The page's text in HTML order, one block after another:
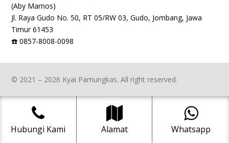
(Aby Marnos)
Jl. Raya Gudo No. 50, RT 05/RW 03, Gudo, Jombang, Jawa
Timur 61453
☎️ 0857-8008-0098
© 2021 – 2026 Kyai Pamungkas. All right reserved.
Hubungi Kami Alamat Whatsapp